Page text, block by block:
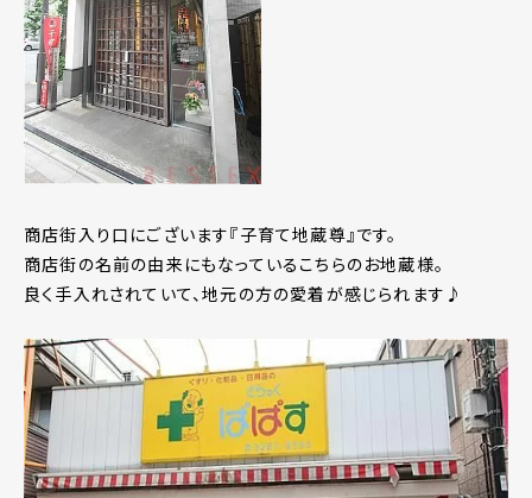
商店街入り口にございます『子育て地蔵尊』です。
商店街の名前の由来にもなっているこちらのお地蔵様。
良く手入れされていて、地元の方の愛着が感じられます♪